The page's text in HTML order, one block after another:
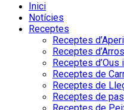
Inici
Notícies
Receptes
Receptes
Receptes
Receptes d’Ous
Receptes de
Receptes de
Receptes de